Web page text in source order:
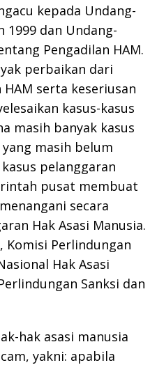
kepada Undang-
1999 dan Undang-
Pengadilan HAM.
perbaikan dari
serta keseriusan
kasus-kasus
masih banyak kasus
masih belum
pelanggaran
pusat membuat
secara
Hak Asasi Manusia.
Komisi Perlindungan
Hak Asasi
Sanksi dan
hak asasi manusia
yakni: apabila